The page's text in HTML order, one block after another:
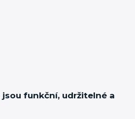
funkční, udržitelné a